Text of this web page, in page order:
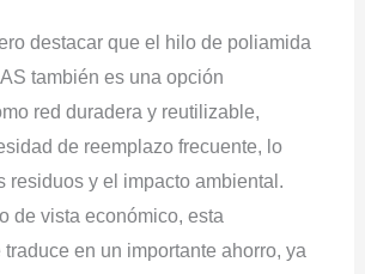
destacar que el hilo de poliamida
también es una opción
red duradera y reutilizable,
de reemplazo frecuente, lo
residuos y el impacto ambiental.
de vista económico, esta
en un importante ahorro, ya